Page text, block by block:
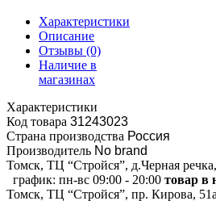
Характеристики
Описание
Отзывы (0)
Наличие в
магазинах
Характеристики
Код товара 31243023
Страна производства Россия
Производитель No brand
Томск, ТЦ “Стройся”, д.Черная
график: пн-вс 09:00 - 20:00 товар в
Томск, ТЦ “Стройся”, пр. Кирова, 51а